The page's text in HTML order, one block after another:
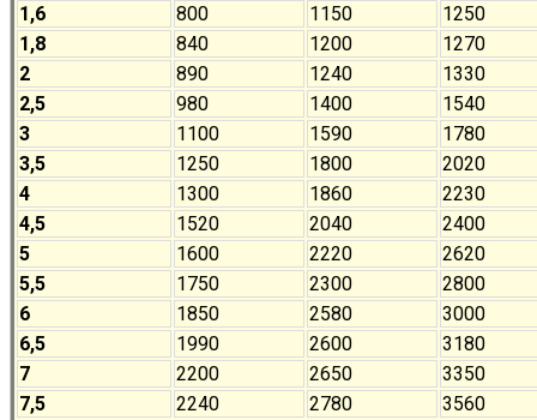
1,6
800 1150
1250
1,8
840 1200
1270
2
890 1240
1330
2,5
980 1400
1540
3
1100 1590
1780
3,5
1250 1800
2020
4
1300 1860
2230
4,5
1520 2040
2400
5
1600 2220
2620
5,5
1750 2300
2800
6
1850 2580
3000
6,5
1990 2600
3180
7
2200 2650
3350
7,5
2240 2780
3560